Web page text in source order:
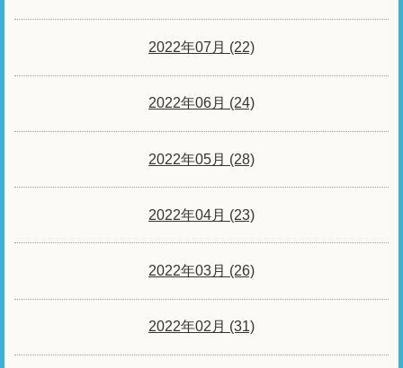
2022年07月 (22)
2022年06月 (24)
2022年05月 (28)
2022年04月 (23)
2022年03月 (26)
2022年02月 (31)